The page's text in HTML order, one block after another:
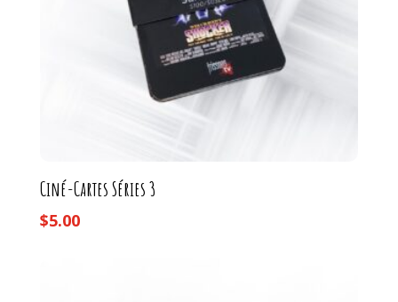
Ciné-Cartes Séries 3
$5.00